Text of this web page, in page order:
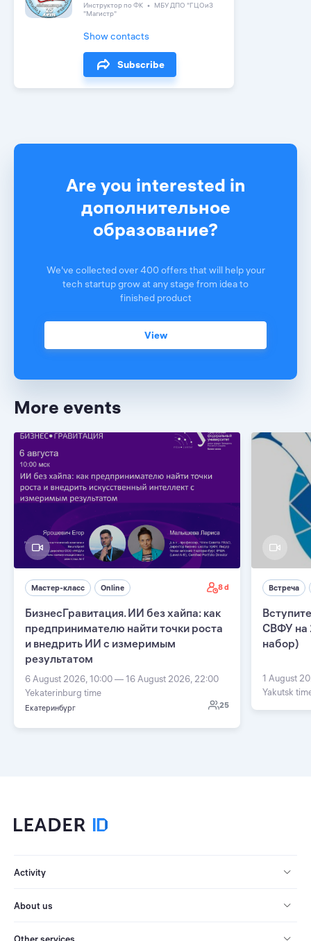
Инструктор по ФК
МБУ ДПО "ГЦОиЗ
"Магистр"
Show contacts
Subscribe
Are you interested in
дополнительное
образование?
We've collected over 400 offers that will help your
tech startup grow at any stage from idea to
finished product
View
More events
Мастер-класс Online 8 d
БизнесГравитация. ИИ без хайпа: как
предпринимателю найти точки роста
и внедрить ИИ с измеримым
результатом
6 August 2026, 10:00 — 16 August 2026, 22:00
Yekaterinburg time
Екатеринбург 25
Встреча
СВФУ на
набор)
1 August
Yakutsk
Activity
About us
Other services